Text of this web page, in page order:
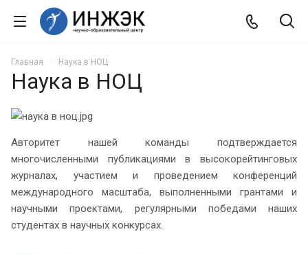
Главная Наука в НОЦ
Наука в НОЦ
Авторитет нашей команды подтверждается
многочисленными публикациями в высокорейтинговых
журналах, участием и проведением конференций
международного масштаба, выполненными грантами и
научными проектами, регулярными победами наших
студентах в научных конкурсах.